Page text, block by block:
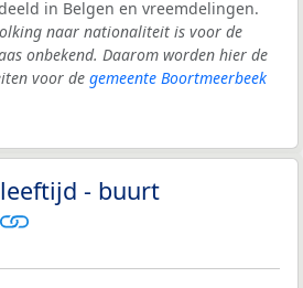
in Belgen en vreemdelingen.
naar nationaliteit is voor de
onbekend. Daarom worden hier de
voor de gemeente Boortmeerbeek
- buurt